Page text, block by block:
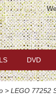
DVD
> LEGO 77252